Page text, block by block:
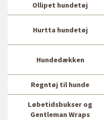
Ollipet hundetøj
Hurtta hundetøj
Hundedækken
Regntøj til hunde
Løbetidsbukser og
Gentleman Wraps